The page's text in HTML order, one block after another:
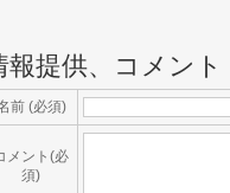
報提供、コメント
前 (必須)
メント(必
須)